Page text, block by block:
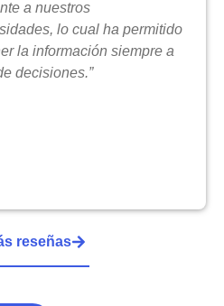
a nuestros
lo cual ha permitido
la información siempre a
decisiones.”
reseñas